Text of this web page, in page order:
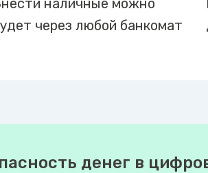
через любой банкомат
денег в